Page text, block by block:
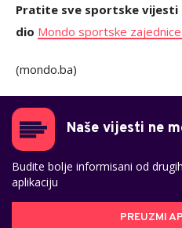
Pratite sve sportske vijesti
dio Mondo sportske zajednice
(mondo.ba)
Naše vijesti ne
Budite bolje informisani od
aplikaciju
PREUZMI